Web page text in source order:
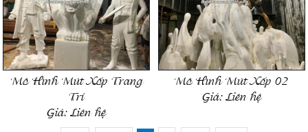
Mô Hình Mút Xốp Trang
Trí
Giá:Liên hệ
Mô Hình Mút Xốp 02
Giá:Liên hệ